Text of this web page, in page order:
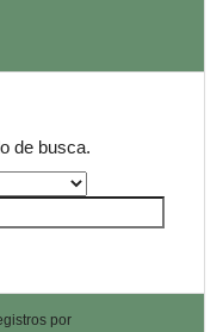
de busca.
por